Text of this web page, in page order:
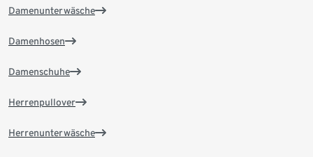
Damenunterwäsche
Damenhosen
Damenschuhe
Herrenpullover
Herrenunterwäsche